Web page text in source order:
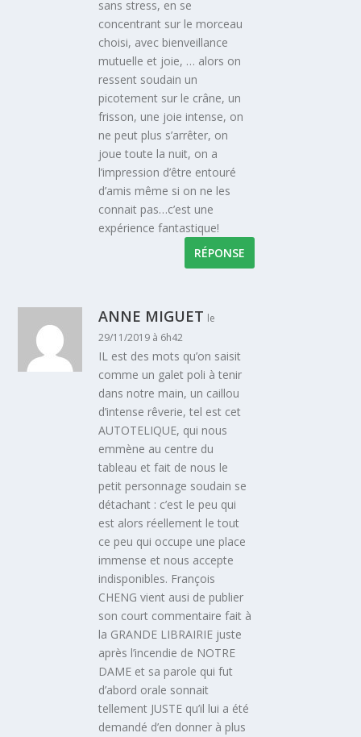
sans stress, en se
concentrant sur le morceau
choisi, avec bienveillance
mutuelle et joie, … alors on
ressent soudain un
picotement sur le crâne, un
frisson, une joie intense, on
ne peut plus s’arrêter, on
joue toute la nuit, on a
l’impression d’être entouré
d’amis même si on ne les
connait pas…c’est une
expérience fantastique!
RÉPONSE
ANNE MIGUET le
29/11/2019 à 6h42
IL est des mots qu’on saisit
comme un galet poli à tenir
dans notre main, un caillou
d’intense rêverie, tel est cet
AUTOTELIQUE, qui nous
emmène au centre du
tableau et fait de nous le
petit personnage soudain se
détachant : c’est le peu qui
est alors réellement le tout
ce peu qui occupe une place
immense et nous accepte
indisponibles. François
CHENG vient ausi de publier
son court commentaire fait à
la GRANDE LIBRAIRIE juste
après l’incendie de NOTRE
DAME et sa parole qui fut
d’abord orale sonnait
tellement JUSTE qu’il lui a été
demandé d’en donner à plus